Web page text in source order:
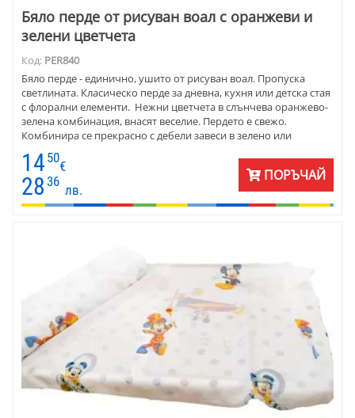
Бяло перде от рисуван воал с оранжеви и
зелени цветчета
Код: PER840
Бяло перде - единично, ушито от рисуван воал. Пропуска
светлината. Класическо перде за дневна, кухня или детска стая
с флорални елементи. Нежни цветчета в слънчева оранжево-
зелена комбинация, внасят веселие. Пердето е свежо.
Комбинира се прекрасно с дебели завеси в зелено или
оранжево, с подобни покривки за маса. Пердетата са готови
за окачване. Предлагат се и на плат.
14 50
€
28 36
лв.
ПОРЪЧАЙ